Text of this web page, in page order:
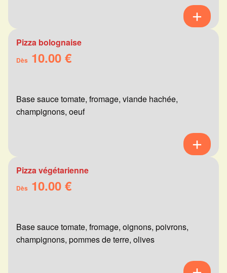
Pizza bolognaise
Dès 10.00 €
Base sauce tomate, fromage, viande hachée,
champignons, oeuf
Pizza végétarienne
Dès 10.00 €
Base sauce tomate, fromage, oignons, poivrons,
champignons, pommes de terre, olives